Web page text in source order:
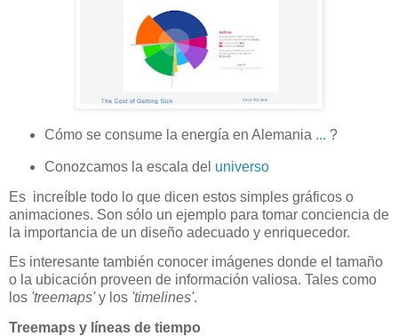
Cómo se consume la energía en Alemania ... ?
Conozcamos la escala del universo
Es increíble todo lo que dicen estos simples gráficos o
animaciones. Son sólo un ejemplo para tomar conciencia de
la importancia de un diseño adecuado y enriquecedor.
Es interesante también conocer imágenes donde el tamaño
o la ubicación proveen de información valiosa. Tales como
los 'treemaps'y los 'timelines'.
Treemaps y líneas de tiempo